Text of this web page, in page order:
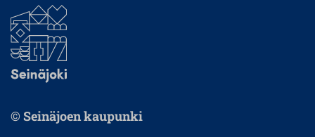
© Seinäjoen kaupunki